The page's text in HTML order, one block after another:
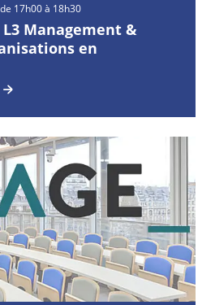
17h00 à 18h30
Management &
en